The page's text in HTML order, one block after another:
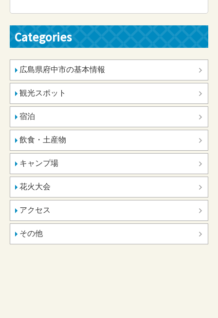
Categories
広島県府中市の基本情報
観光スポット
宿泊
飲食・土産物
キャンプ場
花火大会
アクセス
その他